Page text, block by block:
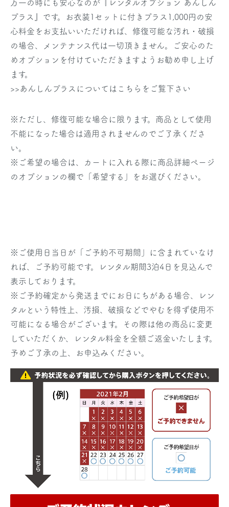
万一の時にも安心なのが『レンタルオプション あんしん
プラス』です。お衣装1セットに付きプラス1,000円の安
心料金をお支払いいただければ、修復可能な汚れ・破損
の場合、メンテナンス代は一切頂きません。ご安心のた
めオプションを付けていただきますようお勧め申し上げ
ます。
>>あんしんプラスについてはこちらをご覧下さい
※ただし、修復可能な場合に限ります。商品として使用
不能になった場合は適用されませんのでご了承くださ
い。
※ご希望の場合は、カートに入れる際に商品詳細ページ
のオプションの欄で「希望する」をお選びください。
※ ご使用日当日 が「ご予約不可期間」に含まれていなけ
れば、ご予約可能です。レンタル期間3泊4日を見込んで
表示しております。
※ご予約確定から発送までにお日にちがある場合、レン
タルという特性上、汚損、破損などでやむを得ず使用不
可能になる場合がございます。その際は他の商品に変更
していただくか、レンタル料金を全額ご返金いたします。
予めご了承の上、お申込みください。